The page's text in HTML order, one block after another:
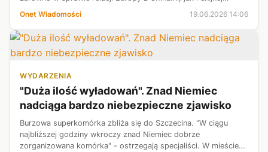
polityki migracyjnej.
Onet Wiadomości 19.06.2026 14:06
WYDARZENIA
"Duża ilość wyładowań". Znad Niemiec
nadciąga bardzo niebezpieczne zjawisko
Burzowa superkomórka zbliża się do Szczecina. "W ciągu
najbliższej godziny wkroczy znad Niemiec dobrze
zorganizowana komórka" - ostrzegają specjaliści. W mieście